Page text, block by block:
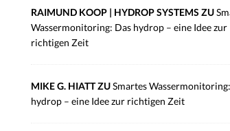
RAIMUND KOOP | HYDROP SYSTEMS ZU
Wassermonitoring: Das hydrop – eine Idee zur
richtigen Zeit
MIKE G. HIATT ZUSmartes
hydrop – eine Idee zur richtigen Zeit